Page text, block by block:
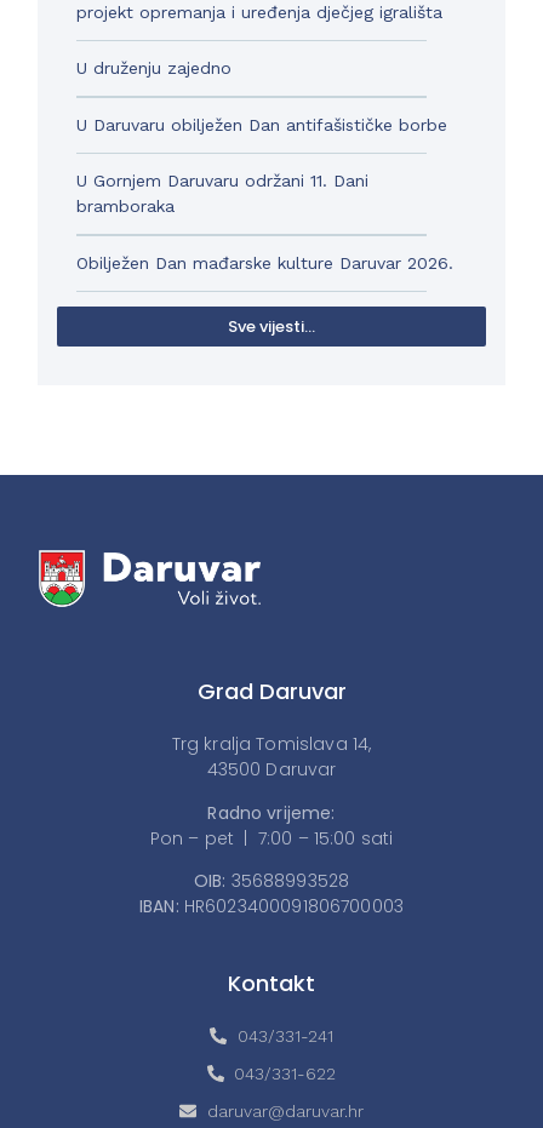
projekt opremanja i uređenja dječjeg igrališta
U druženju zajedno
U Daruvaru obilježen Dan antifašističke borbe
U Gornjem Daruvaru održani 11. Dani
bramboraka
Obilježen Dan mađarske kulture Daruvar 2026.
Sve vijesti...
Grad Daruvar
Trg kralja Tomislava 14,
43500 Daruvar
Radno vrijeme:
Pon – pet | 7:00 – 15:00 sati
OIB: 35688993528
IBAN: HR6023400091806700003
Kontakt
043/331-241
043/331-622
daruvar@daruvar.hr